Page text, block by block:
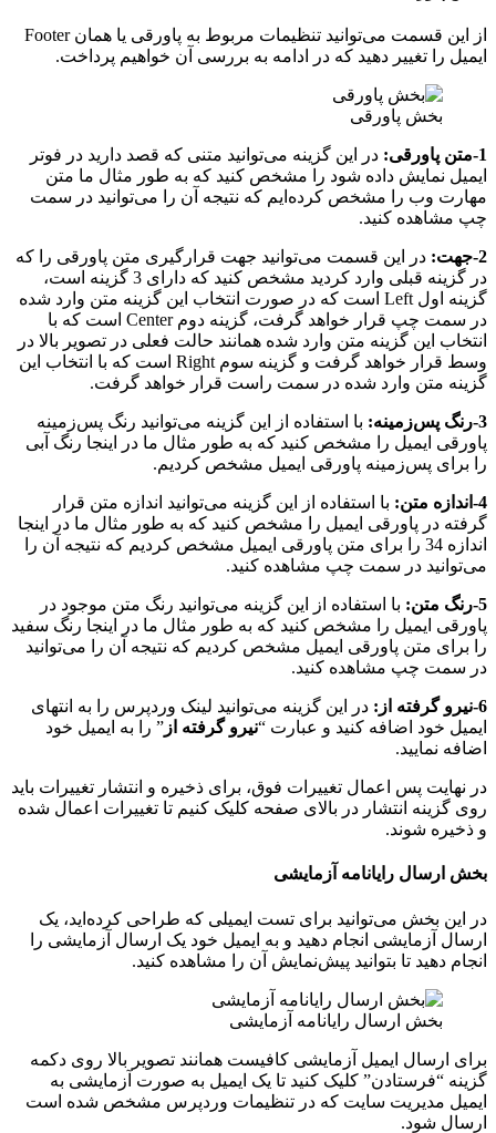
از این قسمت می‌توانید تنظیمات مربوط به پاورقی یا همان Footer
ایمیل را تغییر دهید که در ادامه به بررسی آن خواهیم پرداخت.
بخش پاورقی
1-متن پاورقی:
در این گزینه می‌توانید متنی که قصد دارید در فوتر
ایمیل نمایش داده شود را مشخص کنید که به طور مثال ما متن
مهارت وب را مشخص کرده‌ایم که نتیجه آن را می‌توانید در سمت
چپ مشاهده کنید.
2-جهت:
در این قسمت می‌توانید جهت قرارگیری متن پاورقی را که
در گزینه قبلی وارد کردید مشخص کنید که دارای 3 گزینه است،
گزینه اول Left است که در صورت انتخاب این گزینه متن وارد شده
در سمت چپ قرار خواهد گرفت، گزینه دوم Center است که با
انتخاب این گزینه متن وارد شده همانند حالت فعلی در تصویر بالا در
وسط قرار خواهد گرفت و گزینه سوم Right است که با انتخاب این
گزینه متن وارد شده در سمت راست قرار خواهد گرفت.
3-رنگ پس‌زمینه:
با استفاده از این گزینه می‌توانید رنگ پس‌زمینه
پاورقی ایمیل را مشخص کنید که به طور مثال ما در اینجا رنگ آبی
را برای پس‌زمینه پاورقی ایمیل مشخص کردیم.
4-اندازه متن:
با استفاده از این گزینه ‌می‌توانید اندازه متن‌ قرار
گرفته در پاورقی ایمیل را مشخص کنید که به طور مثال ما در اینجا
اندازه 34 را برای متن‌ پاورقی ایمیل مشخص کردیم که نتیجه آن را
می‌توانید در سمت چپ مشاهده کنید.
5-رنگ متن:
با استفاده از این گزینه ‌می‌توانید رنگ متن‌ موجود در
پاورقی ایمیل را مشخص کنید که به طور مثال ما در اینجا رنگ سفید
را برای متن‌ پاورقی ایمیل مشخص کردیم که نتیجه آن را می‌توانید
در سمت چپ مشاهده کنید.
6-نیرو گرفته از:
در این گزینه می‌توانید لینک وردپرس را به انتهای
ایمیل خود اضافه کنید و عبارت “نیرو گرفته از ” را به ایمیل خود
اضافه نمایید.
در نهایت پس اعمال تغییرات فوق، برای ذخیره و انتشار تغییرات باید
روی گزینه انتشار در بالای صفحه کلیک کنیم تا تغییرات اعمال شده
و ذخیره شوند.
بخش ارسال رایانامه آزمایشی
در این بخش می‌توانید برای تست ایمیلی که طراحی کرده‌اید، یک
ارسال آزمایشی انجام دهید و به ایمیل خود یک ارسال آزمایشی را
انجام دهید تا بتوانید پیش‌نمایش آن را مشاهده کنید.
بخش ارسال رایانامه آزمایشی
برای ارسال ایمیل آزمایشی کافیست همانند تصویر بالا روی دکمه
گزینه “فرستادن” کلیک کنید تا یک ایمیل به صورت آزمایشی به
ایمیل مدیریت سایت که در تنظیمات وردپرس مشخص شده است
ارسال شود.